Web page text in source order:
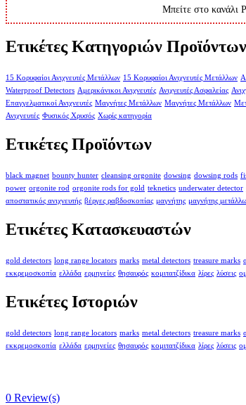
Μπείτε στο κανάλι
Ετικέτες Κατηγοριών Προϊόντων
15 Κορυφαίοι Ανιχνευτές Μετάλλων 15 Κορυφαίοι Ανιχνευτές Μετάλλων
Waterproof Detectors Αμερικάνικοι Ανιχνευτές Ανιχνευτές Ασφαλείας
Επαγγελματικοί Ανιχνευτές Μαγνήτες Μετάλλων Μαγνήτες Μετάλλων
Ανιχνευτές Φυσικός Χρυσός Χωρίς κατηγορία
Ετικέτες Προϊόντων
black magnet bounty hunter cleansing orgonite dowsing dowsing rods
power orgonite rod orgonite rods for gold teknetics underwater detector
αποστατικός ανιχνευτής βέργες ραβδοσκοπίας μαγνήτης μαγνήτης
Ετικέτες Κατασκευαστών
gold detectors long range locators marks metal detectors treasure marks
εκκρεμοσκοπία ελλάδα ερμηνείες θησαυρός κομιτατζίδικα λίρες λύσεις
Ετικέτες Ιστοριών
gold detectors long range locators marks metal detectors treasure marks
εκκρεμοσκοπία ελλάδα ερμηνείες θησαυρός κομιτατζίδικα λίρες λύσεις
0 Review(s)